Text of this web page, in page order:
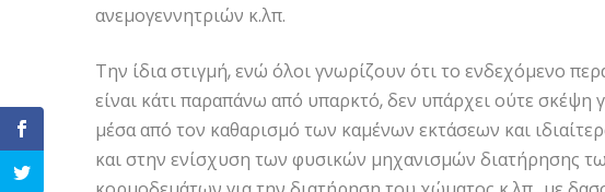
ανεμογεννητριών κ.λπ.
Την ίδια στιγμή, ενώ όλοι γνωρίζουν ότι το ενδεχόμενο
είναι κάτι παραπάνω από υπαρκτό, δεν υπάρχει ούτε σκέψη
μέσα από τον καθαρισμό των καμένων εκτάσεων και
και στην ενίσχυση των φυσικών μηχανισμών διατήρησης